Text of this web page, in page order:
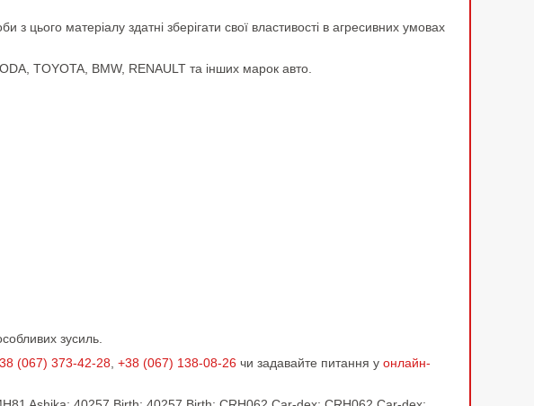
цього матеріалу здатні зберігати свої властивості в агресивних умовах
TOYOTA, BMW, RENAULT та інших марок авто.
зусиль.
(067) 373-42-28, +38 (067) 138-08-26 чи задавайте питання у онлайн-